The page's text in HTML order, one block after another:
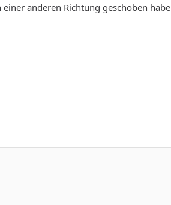
anderen Richtung geschoben habe